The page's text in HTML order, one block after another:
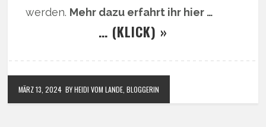
werden. Mehr dazu erfahrt ihr hier …
… (KLICK) »
MÄRZ 13, 2024 BY HEIDI VOM LANDE, BLOGGERIN